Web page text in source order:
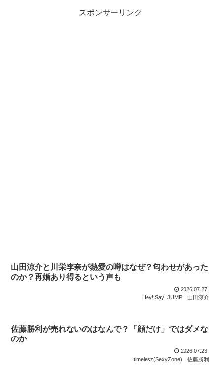
スポンサーリンク
山田涼介と川栄李奈が熱愛の噂はなぜ？匂わせがあった
のか？再婚あり得るという声も
2026.07.27
Hey! Say! JUMP
山田涼介
佐藤勝利が売れないのはなんで？「顔だけ」ではダメな
のか
2026.07.23
timelesz(SexyZone)
佐藤勝利